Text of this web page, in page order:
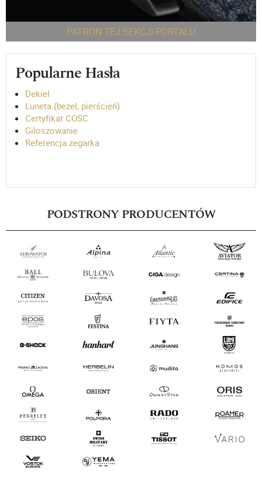
PATRON TEJ SEKCJI PORTALU
Popularne Hasła
Dekiel
Luneta (bezel, pierścień)
Certyfikat COSC
Giloszowanie
Referencja zegarka
PODSTRONY PRODUCENTÓW